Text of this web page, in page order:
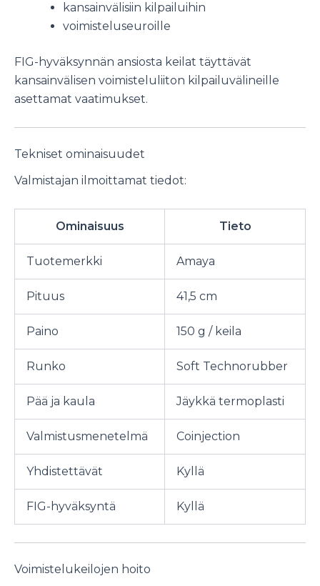
kansainvälisiin kilpailuihin
voimisteluseuroille
FIG-hyväksynnän ansiosta keilat täyttävät
kansainvälisen voimisteluliiton kilpailuvälineille
asettamat vaatimukset.
Tekniset ominaisuudet
Valmistajan ilmoittamat tiedot:
Ominaisuus Tieto
Tuotemerkki Amaya
Pituus 41,5 cm
Paino 150 g / keila
Runko Soft Technorubber
Pää ja kaula Jäykkä termoplasti
Valmistusmenetelmä Coinjection
Yhdistettävät Kyllä
FIG-hyväksyntä Kyllä
Voimistelukeilojen hoito